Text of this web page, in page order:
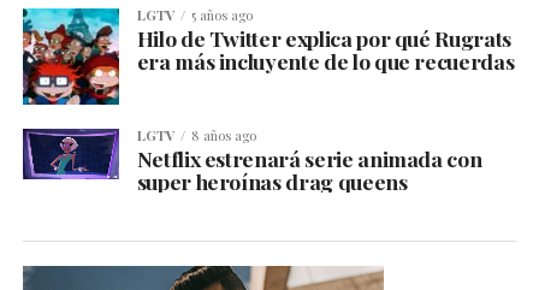
LGTV 5 años ago
Hilo de Twitter explica por qué Rugrats
era más incluyente de lo que recuerdas
LGTV 8 años ago
Netflix estrenará serie animada con
super heroínas drag queens